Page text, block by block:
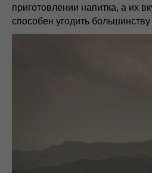
приготовлении напитка, а их
способен угодить